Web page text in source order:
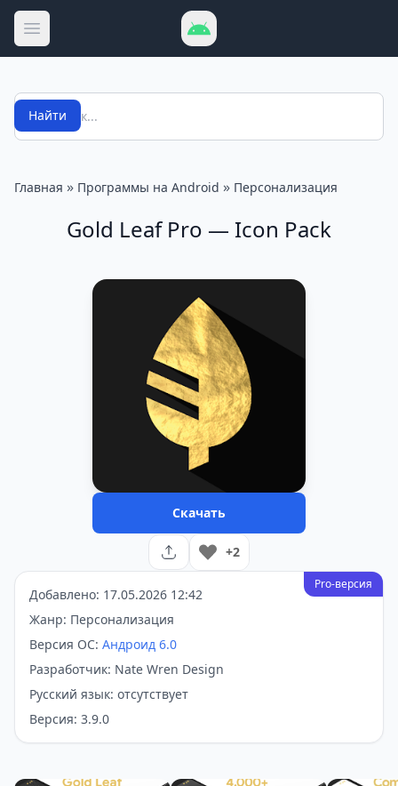
Открыть меню
Поиск
Найти
Главная » Программы на Android » Персонализация
Gold Leaf Pro — Icon Pack
Скачать
+2
Pro-версия
Добавлено: 17.05.2026 12:42
Жанр: Персонализация
Версия ОС: Андроид 6.0
Разработчик: Nate Wren Design
Русский язык: отсутствует
Версия: 3.9.0